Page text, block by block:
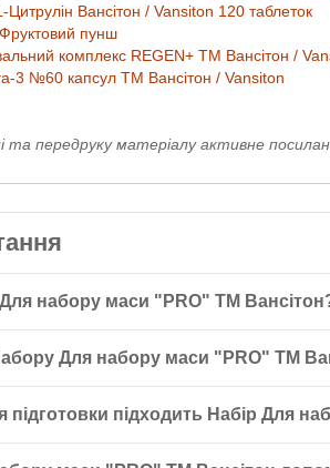
Цитрулін Вансітон / Vansiton 120 таблеток
пунш
комплекс REGEN+ ТМ Вансітон /
3 №60 капсул ТМ Вансітон / Vansiton
та передруку матеріалу активне
набору маси "PRO" ТМ
комплекс REGEN+ та Омега-3. Він
Для набору маси "PRO" ТМ
(900 г) і Супер Омега-3 (60 капсул). Це
підготовки підходить Набір Для